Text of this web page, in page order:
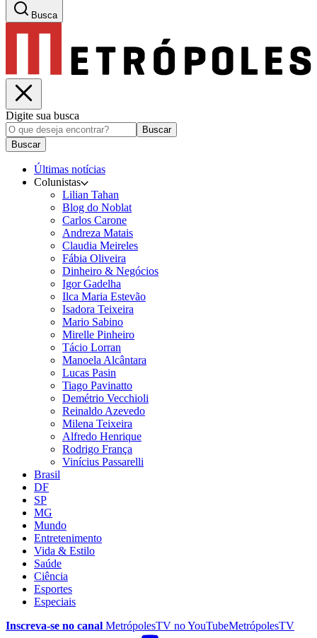
Busca
Digite sua busca
Buscar
Buscar
Últimas notícias
Colunistas
Lilian Tahan
Blog do Noblat
Carlos Carone
Andreza Matais
Claudia Meireles
Fábia Oliveira
Dinheiro & Negócios
Igor Gadelha
Ilca Maria Estevão
Isadora Teixeira
Mario Sabino
Mirelle Pinheiro
Tácio Lorran
Manoela Alcântara
Lucas Pasin
Tiago Pavinatto
Demétrio Vecchioli
Reinaldo Azevedo
Milena Teixeira
Alfredo Henrique
Rodrigo França
Vinícius Passarelli
Brasil
DF
SP
MG
Mundo
Entretenimento
Vida & Estilo
Saúde
Ciência
Esportes
Especiais
Inscreva-se no canal MetrópolesTV noYouTubeMetrópolesTV